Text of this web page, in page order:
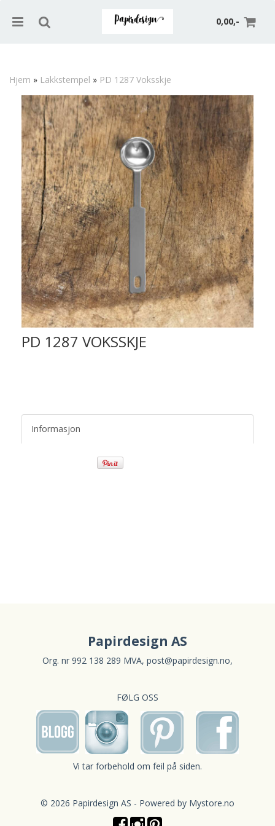
0,00,-
Hjem » Lakkstempel » PD 1287 Voksskje
PD 1287 VOKSSKJE
Informasjon
Papirdesign AS
Org. nr 992 138 289 MVA, post@papirdesign.no,
FØLG OSS
Vi tar forbehold om feil på siden.
© 2026 Papirdesign AS - Powered by Mystore.no
Nullstill
Trykk ENTER for å søke